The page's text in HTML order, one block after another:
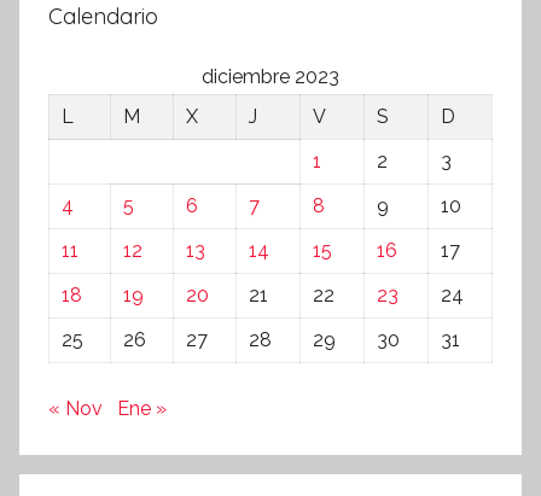
Calendario
diciembre 2023
L
M X J V S
D
1
2
3
4
5 6 7 8 9
10
11
12 13 14 15 16
17
18
19 20 21 22 23
24
25
26 27 28 29 30 31
« Nov Ene »